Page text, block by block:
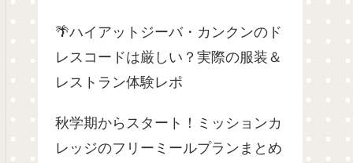
🌴ハイアットジーバ・カンクンのド
レスコードは厳しい？実際の服装＆
レストラン体験レポ
秋学期からスタート！ミッションカ
レッジのフリーミールプランまとめ